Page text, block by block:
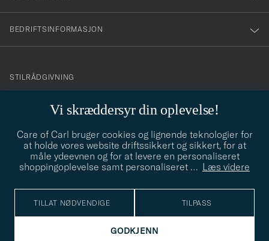
Vi skræddersyr din oplevelse!
Care of Carl bruger cookies og lignende teknologier for
at holde vores website driftssikkert og sikkert, for at
måle ydeevnen og for at levere en personaliseret
shoppingoplevelse samt personaliseret … Læs videre
TILLAT NØDVENDIGE TILPASS
GODKJENN
BEDRIFTSINFORMASJON
info@careofcarl.no
STILRÅDGIVNING
STILRÅDGIVNING
© Care of Carl 2026